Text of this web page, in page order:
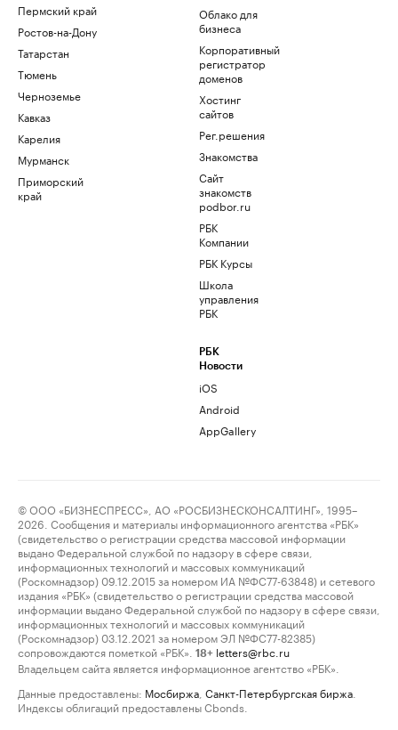
Пермский край
Ростов-на-Дону
Татарстан
Тюмень
Черноземье
Кавказ
Карелия
Мурманск
Приморский
край
Облако для
бизнеса
Корпоративный
регистратор
доменов
Хостинг
сайтов
Рег.решения
Знакомства
Сайт
знакомств
podbor.ru
РБК
Компании
РБК Курсы
Школа
управления
РБК
РБК
Новости
iOS
Android
AppGallery
© ООО «БИЗНЕСПРЕСС», АО «РОСБИЗНЕСКОНСАЛТИНГ», 1995–
2026. Сообщения и материалы информационного агентства «РБК»
(свидетельство о регистрации средства массовой информации
выдано Федеральной службой по надзору в сфере связи,
информационных технологий и массовых коммуникаций
(Роскомнадзор) 09.12.2015 за номером ИА №ФС77-63848) и сетевого
издания «РБК» (свидетельство о регистрации средства массовой
информации выдано Федеральной службой по надзору в сфере связи,
информационных технологий и массовых коммуникаций
(Роскомнадзор) 03.12.2021 за номером ЭЛ №ФС77-82385)
сопровождаются пометкой «РБК».
18+ letters@rbc.ru
Владельцем сайта является информационное агентство «РБК».
Данные предоставлены: Мосбиржа Санкт-Петербургская биржа
Индексы облигаций предоставлены Cbonds.